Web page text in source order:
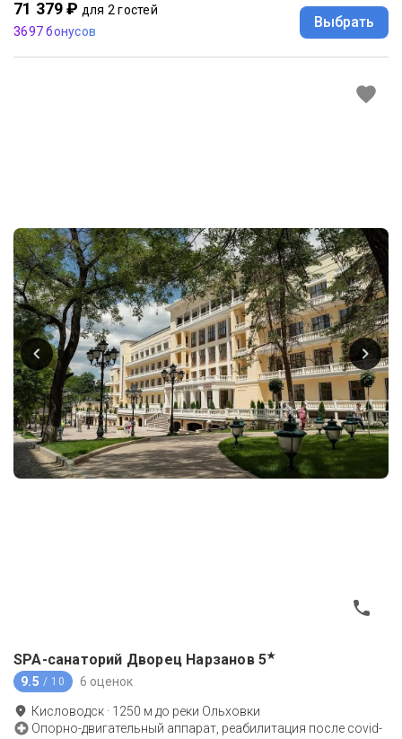
71 379 ₽ для 2 гостей
3697 бонусов
Выбрать
SPA-санаторий Дворец Нарзанов 5★
9.5 / 10 6 оценок
Кисловодск · 1250 м до реки Ольховки
Опорно-двигательный аппарат, реабилитация после covid-